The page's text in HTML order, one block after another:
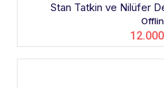
Stan Tatkin ve Nilüfer